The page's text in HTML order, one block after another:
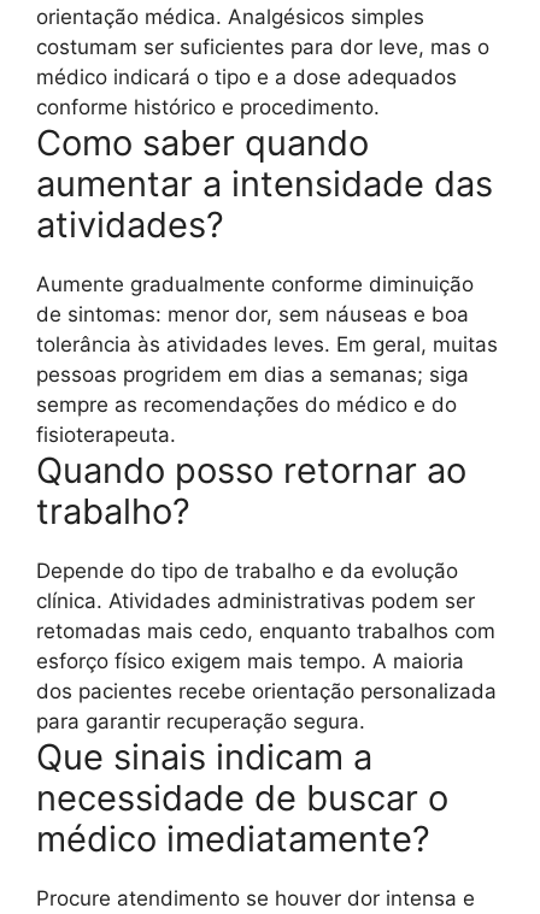
orientação médica. Analgésicos simples
costumam ser suficientes para dor leve, mas o
médico indicará o tipo e a dose adequados
conforme histórico e procedimento.
Como saber quando
aumentar a intensidade das
atividades?
Aumente gradualmente conforme diminuição
de sintomas: menor dor, sem náuseas e boa
tolerância às atividades leves. Em geral, muitas
pessoas progridem em dias a semanas; siga
sempre as recomendações do médico e do
fisioterapeuta.
Quando posso retornar ao
trabalho?
Depende do tipo de trabalho e da evolução
clínica. Atividades administrativas podem ser
retomadas mais cedo, enquanto trabalhos com
esforço físico exigem mais tempo. A maioria
dos pacientes recebe orientação personalizada
para garantir recuperação segura.
Que sinais indicam a
necessidade de buscar o
médico imediatamente?
Procure atendimento se houver dor intensa e